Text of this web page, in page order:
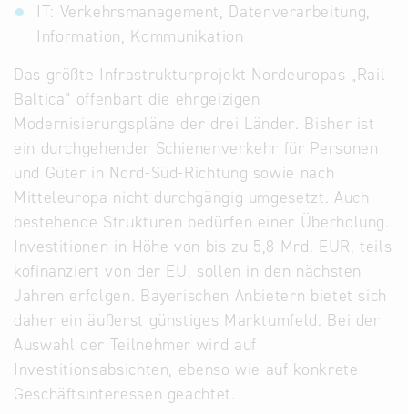
IT: Verkehrsmanagement, Datenverarbeitung,
Information, Kommunikation
Das größte Infrastrukturprojekt Nordeuropas „Rail
Baltica“ offenbart die ehrgeizigen
Modernisierungspläne der drei Länder. Bisher ist
ein durchgehender Schienenverkehr für Personen
und Güter in Nord-Süd-Richtung sowie nach
Mitteleuropa nicht durchgängig umgesetzt. Auch
bestehende Strukturen bedürfen einer Überholung.
Investitionen in Höhe von bis zu 5,8 Mrd. EUR, teils
kofinanziert von der EU, sollen in den nächsten
Jahren erfolgen. Bayerischen Anbietern bietet sich
daher ein äußerst günstiges Marktumfeld. Bei der
Auswahl der Teilnehmer wird auf
Investitionsabsichten, ebenso wie auf konkrete
Geschäftsinteressen geachtet.